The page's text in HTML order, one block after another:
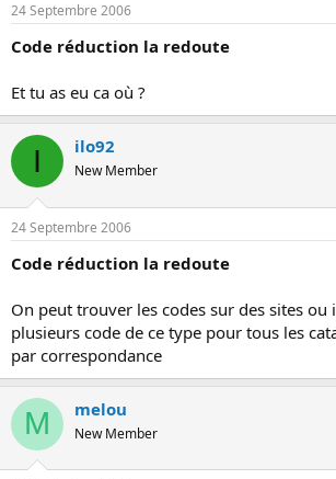
24 Septembre 2006
Code réduction la redoute
Et tu as eu ca où ?
I ilo92
New Member
24 Septembre 2006
Code réduction la redoute
On peut trouver les codes sur des sites ou
plusieurs code de ce type pour tous les
par correspondance
M melou
New Member